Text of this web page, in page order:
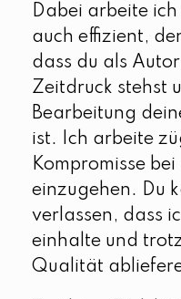
Dabei arbeite
auch effizient,
dass du als
Zeitdruck stehst
Bearbeitung
ist. Ich arbeite
Kompromisse
einzugehen. Du
verlassen, dass
einhalte und
Qualität